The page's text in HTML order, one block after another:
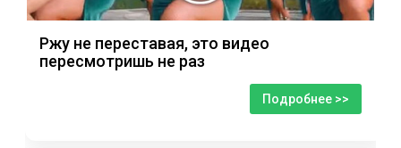
Ржу не переставая, это видео
пересмотришь не раз
Подробнее >>